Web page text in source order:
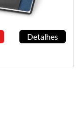
Detalhes